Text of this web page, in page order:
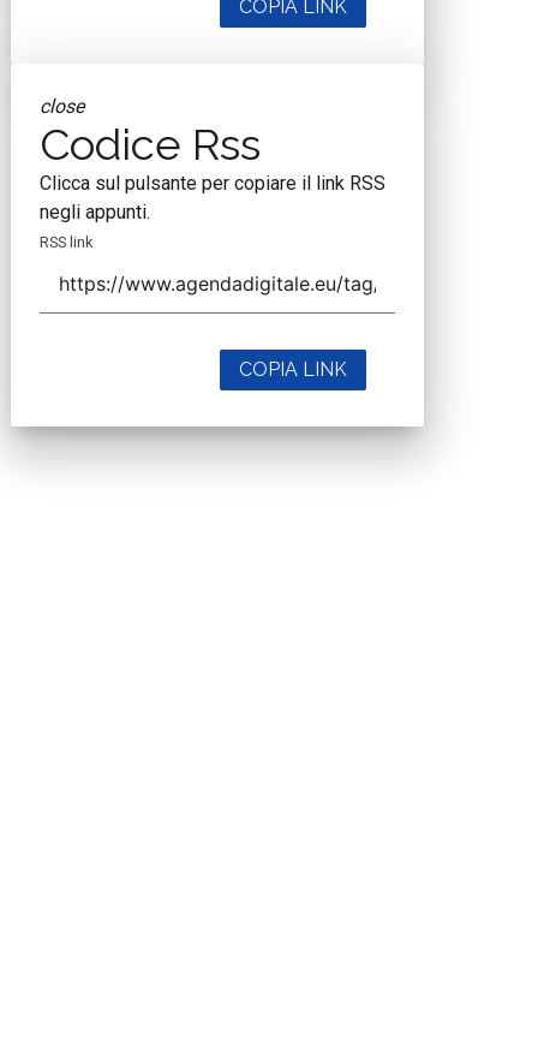
COPIA LINK
close
Codice Rss
Clicca sul pulsante per copiare il link RSS
negli appunti.
RSS link
COPIA LINK